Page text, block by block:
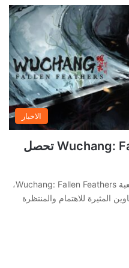
الاخبار
لعبة Wuchang: Fallen Feathers تحصل
تم رفع الحظر عن مراجعات لعبة Wuchang: Fallen Feathers،
المثيرة للاهتمام والمنتظرة